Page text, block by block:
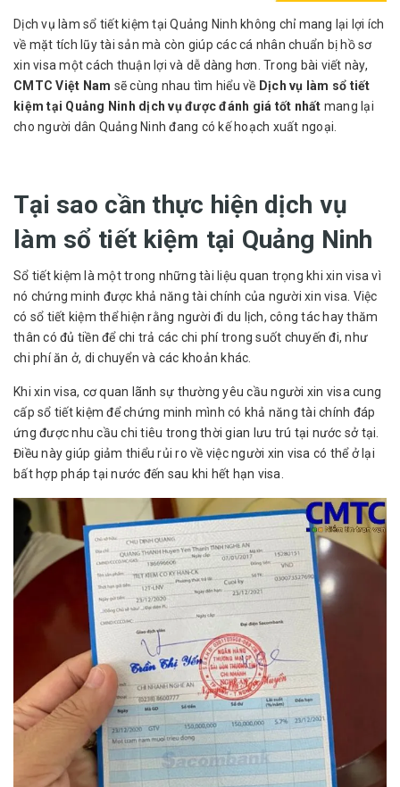
Dịch vụ làm sổ tiết kiệm tại Quảng Ninh không chỉ mang lại lợi ích
về mặt tích lũy tài sản mà còn giúp các cá nhân chuẩn bị hồ sơ
xin visa một cách thuận lợi và dễ dàng hơn. Trong bài viết này,
CMTC Việt Nam sẽ cùng nhau tìm hiểu về Dịch vụ làm sổ tiết
kiệm tại Quảng Ninh dịch vụ được đánh giá tốt nhất mang lại
cho người dân Quảng Ninh đang có kế hoạch xuất ngoại.
Tại sao cần thực hiện dịch vụ
làm sổ tiết kiệm tại Quảng Ninh
Sổ tiết kiệm là một trong những tài liệu quan trọng khi xin visa vì
nó chứng minh được khả năng tài chính của người xin visa. Việc
có sổ tiết kiệm thể hiện rằng người đi du lịch, công tác hay thăm
thân có đủ tiền để chi trả các chi phí trong suốt chuyến đi, như
chi phí ăn ở, di chuyển và các khoản khác.
Khi xin visa, cơ quan lãnh sự thường yêu cầu người xin visa cung
cấp sổ tiết kiệm để chứng minh mình có khả năng tài chính đáp
ứng được nhu cầu chi tiêu trong thời gian lưu trú tại nước sở tại.
Điều này giúp giảm thiểu rủi ro về việc người xin visa có thể ở lại
bất hợp pháp tại nước đến sau khi hết hạn visa.